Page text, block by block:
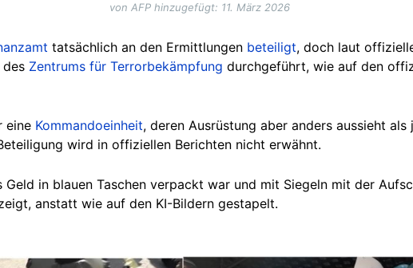
von AFP hinzugefügt: 11. März 2026
tatsächlich an den Ermittlungen beteiligt, doch laut
des Zentrums für Terrorbekämpfung durchgeführt, wie auf den
eine Kommandoeinheit, deren Ausrüstung aber anders aussieht als
wird in offiziellen Berichten nicht erwähnt.
in blauen Taschen verpackt war und mit Siegeln mit der
anstatt wie auf den KI-Bildern gestapelt.